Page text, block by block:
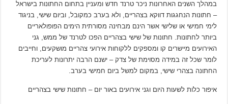
במהלך השנים האחרונות ניכר טרנד חדש ומעניין בתחום החתונות בישראל
– חתונות הנחגגות דווקא בצהריים, ולא בערב כמקובל, וביום שישי, בניגוד
לימי חמישי או שלישי אשר הינם מבחינה מסורתית הימים הפופולאריים
ביותר לחתונות. חתונות של שישי בצהריים הפכו לטרנד של ממש, גני
האירועים מיישרים קו ומספקים ללקוחות אירועי צהריים מושקעים, וחייבים
לומר שכל זה במידה מסוימת של צדק – ישנם הרבה יתרונות לעריכת
החתונה בצהרי שישי, במקום למשל ביום חמישי בערב.
איפור כלות לשעות היום וגני אירועים באור יום – חתונות שישי בצהריים